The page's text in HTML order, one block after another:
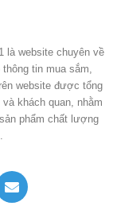
là website chuyên về
tin mua sắm,
website được tổng
khách quan, nhằm
phẩm chất lượng
Mail